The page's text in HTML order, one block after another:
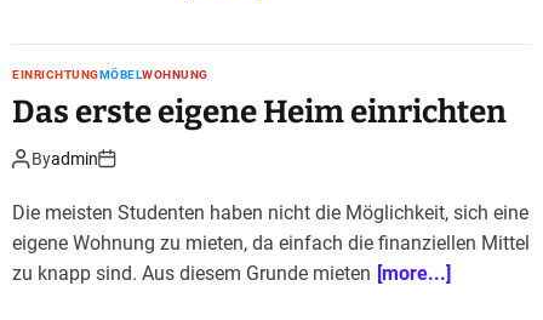
EINRICHTUNGMÖBELWOHNUNG
Das erste eigene Heim einrichten
Byadmin
Die meisten Studenten haben nicht die Möglichkeit, sich eine
eigene Wohnung zu mieten, da einfach die finanziellen Mittel
zu knapp sind. Aus diesem Grunde mieten [more...]